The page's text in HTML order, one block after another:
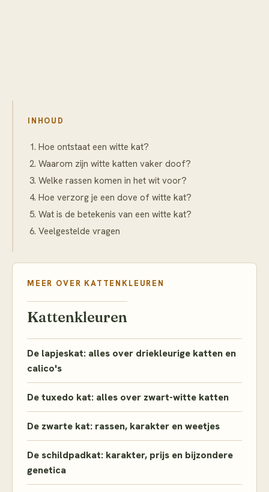
INHOUD
Hoe ontstaat een witte kat?
Waarom zijn witte katten vaker doof?
Welke rassen komen in het wit voor?
Hoe verzorg je een dove of witte kat?
Wat is de betekenis van een witte kat?
Veelgestelde vragen
MEER OVER KATTENKLEUREN
Kattenkleuren
De lapjeskat: alles over driekleurige katten en
calico's
De tuxedo kat: alles over zwart-witte katten
De zwarte kat: rassen, karakter en weetjes
De schildpadkat: karakter, prijs en bijzondere
genetica